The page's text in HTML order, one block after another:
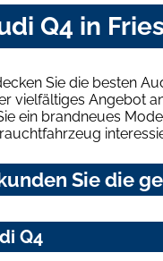
Q4 in
Sie die besten
vielfältiges Angebot
ein brandneues
Sie die
Q4